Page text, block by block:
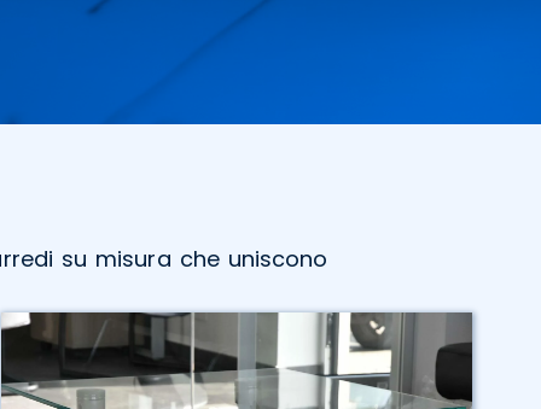
su misura che uniscono